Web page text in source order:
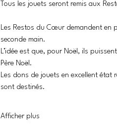
Tous les jouets seront remis aux
Les Restos du Cœur demandent en
seconde main.
L’idée est que, pour Noël, ils
Père Noël.
Les dons de jouets en excellent état
sont destinés.
Afficher plus